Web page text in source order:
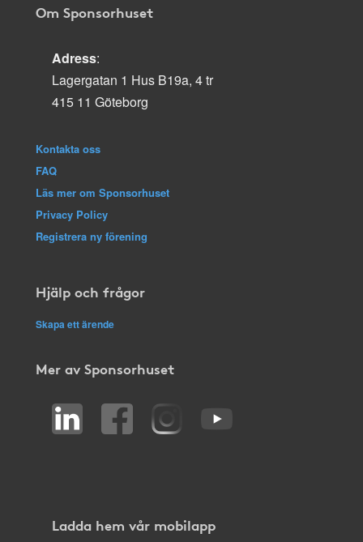
Om Sponsorhuset
Adress:
Lagergatan 1 Hus B19a, 4 tr
415 11 Göteborg
Kontakta oss
FAQ
Läs mer om Sponsorhuset
Privacy Policy
Registrera ny förening
Hjälp och frågor
Skapa ett ärende
Mer av Sponsorhuset
Ladda hem vår mobilapp